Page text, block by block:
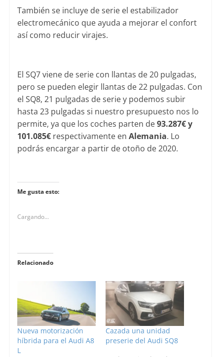
También se incluye de serie el estabilizador
electromecánico que ayuda a mejorar el confort
así como reducir virajes.
El SQ7 viene de serie con llantas de 20 pulgadas,
pero se pueden elegir llantas de 22 pulgadas. Con
el SQ8, 21 pulgadas de serie y podemos subir
hasta 23 pulgadas si nuestro presupuesto nos lo
permite, ya que los coches parten de93.287€ y
101.085€respectivamente en Alemania. Lo
podrás encargar a partir de otoño de 2020.
Me gusta esto:
Cargando...
Relacionado
Nueva motorización
híbrida para el Audi A8
L
Cazada una unidad
preserie del Audi SQ8